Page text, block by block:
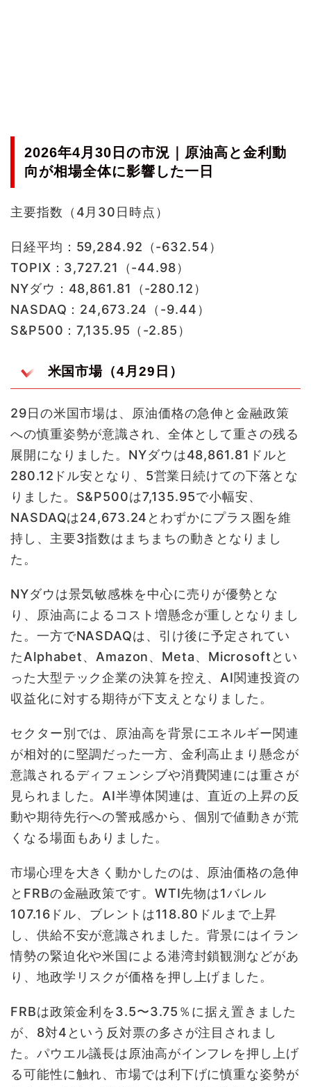
2026年4月30日の市況｜原油高と金利動
向が相場全体に影響した一日
主要指数（4月30日時点）
日経平均：59,284.92（-632.54）
TOPIX：3,727.21（-44.98）
NYダウ：48,861.81（-280.12）
NASDAQ：24,673.24（-9.44）
S&P500：7,135.95（-2.85）
米国市場（4月29日）
29日の米国市場は、原油価格の急伸と金融政策
への慎重姿勢が意識され、全体として重さの残る
展開になりました。NYダウは48,861.81ドルと
280.12ドル安となり、5営業日続けての下落とな
りました。S&P500は7,135.95で小幅安、
NASDAQは24,673.24とわずかにプラス圏を維
持し、主要3指数はまちまちの動きとなりまし
た。
NYダウは景気敏感株を中心に売りが優勢とな
り、原油高によるコスト増懸念が重しとなりまし
た。一方でNASDAQは、引け後に予定されてい
たAlphabet、Amazon、Meta、Microsoftとい
った大型テック企業の決算を控え、AI関連投資の
収益化に対する期待が下支えとなりました。
セクター別では、原油高を背景にエネルギー関連
が相対的に堅調だった一方、金利高止まり懸念が
意識されるディフェンシブや消費関連には重さが
見られました。AI半導体関連は、直近の上昇の反
動や期待先行への警戒感から、個別で値動きが荒
くなる場面もありました。
市場心理を大きく動かしたのは、原油価格の急伸
とFRBの金融政策です。WTI先物は1バレル
107.16ドル、ブレントは118.80ドルまで上昇
し、供給不安が意識されました。背景にはイラン
情勢の緊迫化や米国による港湾封鎖観測などがあ
り、地政学リスクが価格を押し上げました。
FRBは政策金利を3.5〜3.75％に据え置きました
が、8対4という反対票の多さが注目されまし
た。パウエル議長は原油高がインフレを押し上げ
る可能性に触れ、市場では利下げに慎重な姿勢が